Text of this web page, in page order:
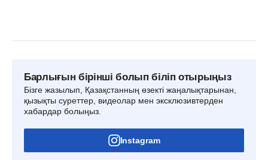
Барлығын бірінші болып біліп отырыңыз
Бізге жазылып, Қазақстанның өзекті жаңалықтарынан,
қызықты суреттер, видеолар мен эксклюзивтерден
хабардар болыңыз.
Instagram